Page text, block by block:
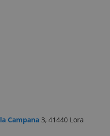
la Campana 3, 41440 Lora